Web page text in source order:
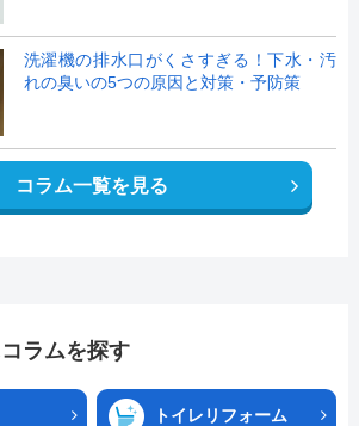
洗濯機の排水口がくさすぎる！下水・汚
れの臭いの5つの原因と対策・予防策
コラム一覧を見る
ラムを探す
トイレリフォーム